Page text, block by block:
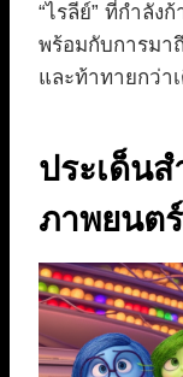
“ไรลีย์” ที่กำลัง
พร้อมกับการมา
และท้าทายกว่า
ประเด็น
ภาพยนตร์